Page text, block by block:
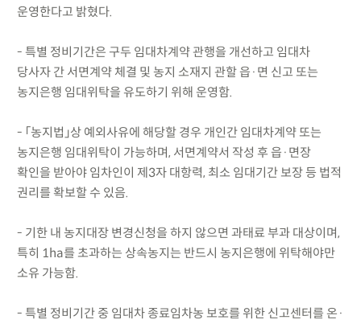
운영한다고 밝혔다.
- 특별 정비기간은 구두 임대차계약 관행을 개선하고 임대차
당사자 간 서면계약 체결 및 농지 소재지 관할 읍·면 신고 또는
농지은행 임대위탁을 유도하기 위해 운영함.
- 「농지법」상 예외사유에 해당할 경우 개인간 임대차계약 또는
농지은행 임대위탁이 가능하며, 서면계약서 작성 후 읍·면장
확인을 받아야 임차인이 제3자 대항력, 최소 임대기간 보장 등 법적
권리를 확보할 수 있음.
- 기한 내 농지대장 변경신청을 하지 않으면 과태료 부과 대상이며,
특히 1ha를 초과하는 상속농지는 반드시 농지은행에 위탁해야만
소유 가능함.
- 특별 정비기간 중 임대차 종료임차농 보호를 위한 신고센터를 온·